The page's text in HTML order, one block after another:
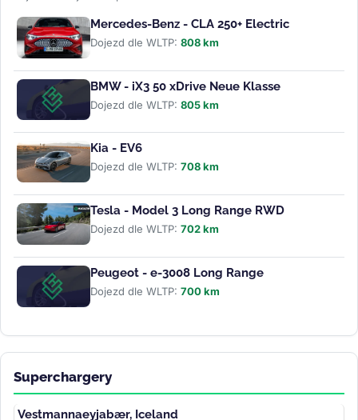
Mercedes-Benz - CLA 250+ Electric
Dojezd dle WLTP: 808 km
BMW - iX3 50 xDrive Neue Klasse
Dojezd dle WLTP: 805 km
Kia - EV6
Dojezd dle WLTP: 708 km
Tesla - Model 3 Long Range RWD
Dojezd dle WLTP: 702 km
Peugeot - e-3008 Long Range
Dojezd dle WLTP: 700 km
Superchargery
Vestmannaeyjabær, Iceland